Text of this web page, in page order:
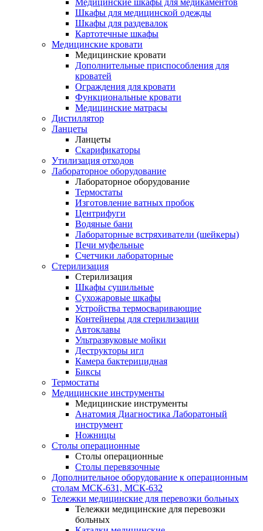
Медицинские шкафы для медикаментов
Шкафы для медицинской одежды
Шкафы для раздевалок
Картотечные шкафы
Медицинские кровати
Медицинские кровати
Дополнительные приспособления для
кроватей
Ограждения для кровати
Функциональные кровати
Медицинские матрасы
Дистиллятор
Ланцеты
Ланцеты
Скарификаторы
Утилизация отходов
Лабораторное оборудование
Лабораторное оборудование
Термостаты
Изготовление ватных пробок
Центрифуги
Водяные бани
Лабораторные встряхиватели (шейкеры)
Печи муфельные
Счетчики лабораторные
Стерилизация
Стерилизация
Шкафы сушильные
Сухожаровые шкафы
Устройства термосваривающие
Контейнеры для стерилизации
Автоклавы
Ультразвуковые мойки
Деструкторы игл
Камера бактерицидная
Биксы
Термостаты
Медицинские инструменты
Медицинские инструменты
Анатомия Диагностика Лаборатоный
инструмент
Ножницы
Столы операционные
Столы операционные
Столы перевязочные
Дополнительное оборудование к операционным
столам МСК-631, МСК-632
Тележки медицинские для перевозки больных
Тележки медицинские для перевозки
больных